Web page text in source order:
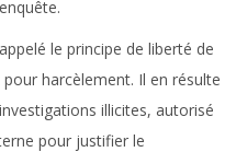
le principe de liberté de
harcèlement. Il en résulte
illicites, autorisé
pour justifier le